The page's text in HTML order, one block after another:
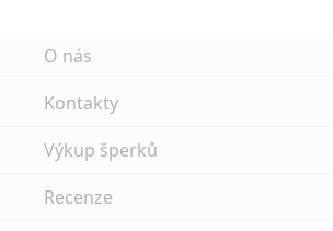
O nás
Kontakty
Výkup šperků
Recenze